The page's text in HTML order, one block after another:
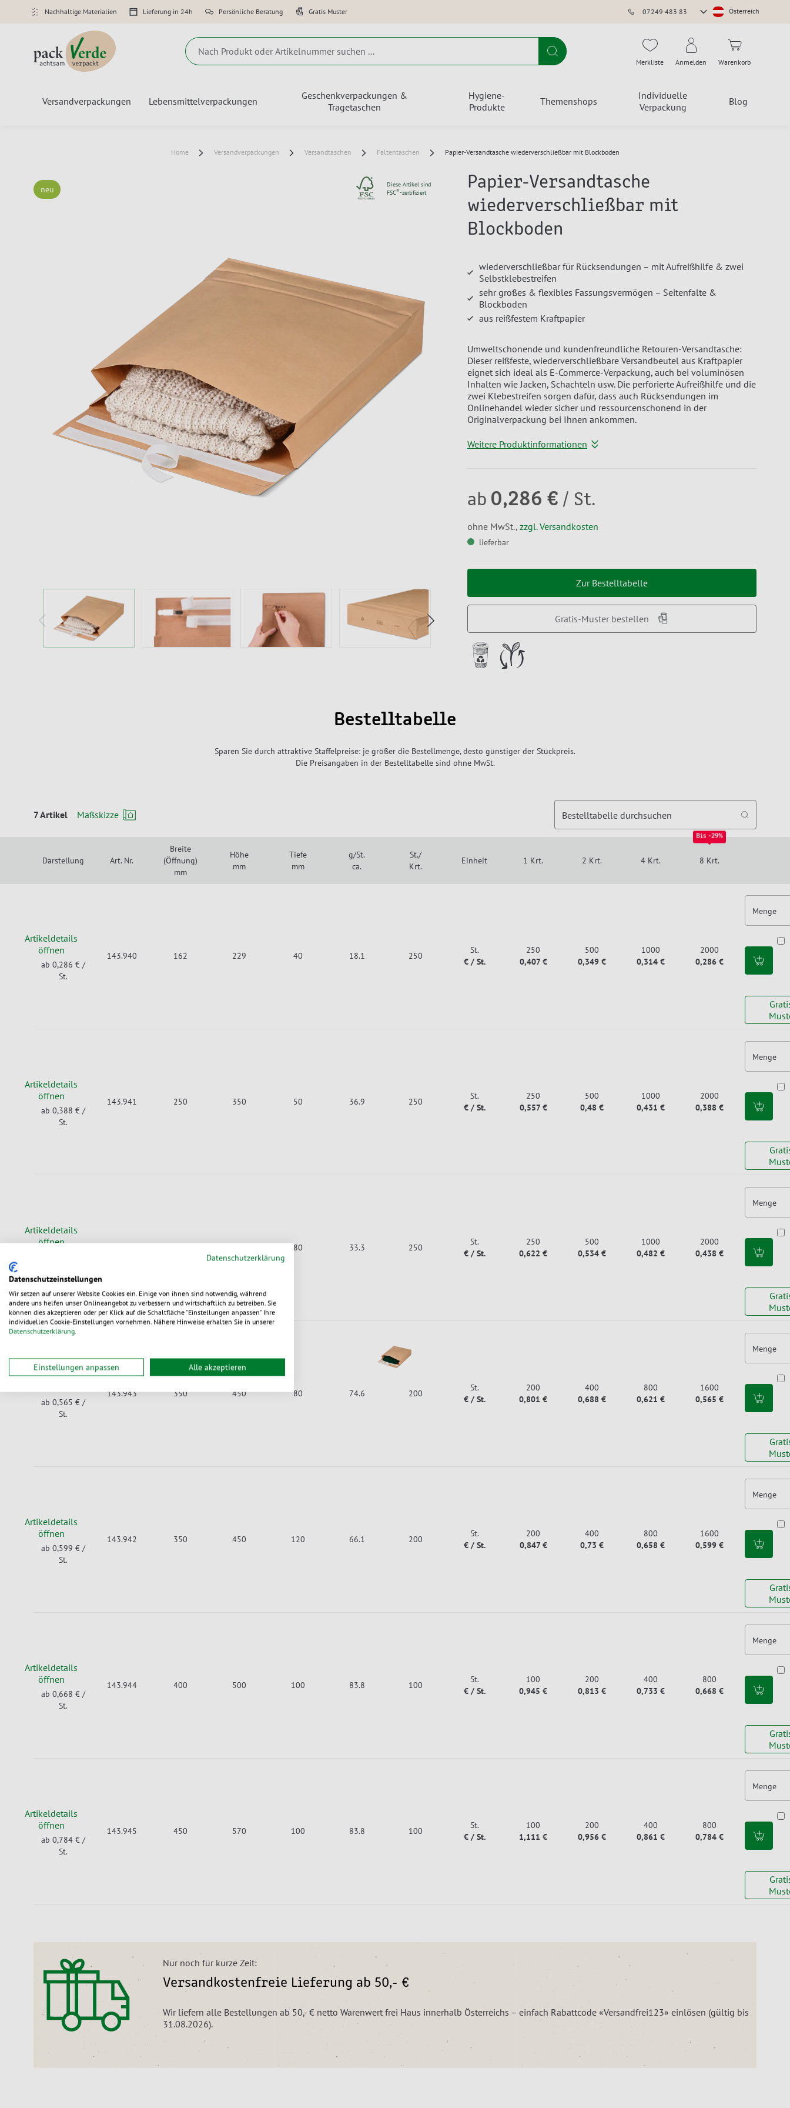
Nachhaltige Materialien Lieferung in 24h Persönliche Beratung Gratis Muster 07249 483 83
Store
Österreich
Suche Merkliste Anmelden Warenkorb
Versandverpackungen Lebensmittelverpackungen
Geschenkverpackungen &
Tragetaschen
Hygiene-
Produkte
Themenshops
Individuelle
Verpackung
Blog
Home Versandverpackungen Versandtaschen Faltentaschen Papier-Versandtasche wiederverschließbar mit Blockboden
neu
Diese Artikel sind
FSC®-zertifiziert
Papier-Versandtasche
wiederverschließbar mit
Blockboden
wiederverschließbar für Rücksendungen – mit Aufreißhilfe & zwei
Selbstklebestreifen
sehr großes & flexibles Fassungsvermögen – Seitenfalte &
Blockboden
aus reißfestem Kraftpapier
Umweltschonende und kundenfreundliche Retouren-Versandtasche:
Dieser reißfeste, wiederverschließbare Versandbeutel aus Kraftpapier
eignet sich ideal als E-Commerce-Verpackung, auch bei voluminösen
Inhalten wie Jacken, Schachteln usw. Die perforierte Aufreißhilfe und die
zwei Klebestreifen sorgen dafür, dass auch Rücksendungen im
Onlinehandel wieder sicher und ressourcenschonend in der
Originalverpackung bei Ihnen ankommen.
Weitere Produktinformationen
ab 0,286 € / St.
ohne MwSt., zzgl. Versandkosten
lieferbar
Zur Bestelltabelle
Gratis-Muster bestellen
Bestelltabelle
Sparen Sie durch attraktive Staffelpreise: je größer die Bestellmenge, desto günstiger der Stückpreis.
Die Preisangaben in der Bestelltabelle sind ohne MwSt.
7 Artikel Maßskizze Bestelltabelle durchsuchen
Darstellung Art. Nr.
Breite
(Öffnung)
mm
Höhe
mm
Tiefe
mm
g/St.
ca.
St./
Krt.
Einheit 1 Krt. 2 Krt. 4 Krt.
Bis -29%
8 Krt.
Artikeldetails
öffnen
ab 0,286 € /
St.
143.940 162 229 40 18.1 250
St.
€ / St.
250
0,407 €
500
0,349 €
1000
0,314 €
2000
0,286 €
Menge
Artikeldetails
öffnen
ab 0,388 € /
St.
143.941 250 350 50 36.9 250
St.
€ / St.
250
0,557 €
500
0,48 €
1000
0,431 €
2000
0,388 €
Menge
Artikeldetails
öffnen
80 33.3 250
St.
€ / St.
250
0,622 €
500
0,534 €
1000
0,482 €
2000
0,438 €
Menge
Artikeldetails
ab 0,565 € /
St.
143.943 350 450 80 74.6 200
St.
€ / St.
200
0,801 €
400
0,688 €
800
0,621 €
1600
0,565 €
Menge
Artikeldetails
öffnen
ab 0,599 € /
St.
143.942 350 450 120 66.1 200
St.
€ / St.
200
0,847 €
400
0,73 €
800
0,658 €
1600
0,599 €
Menge
Artikeldetails
öffnen
ab 0,668 € /
St.
143.944 400 500 100 83.8 100
St.
€ / St.
100
0,945 €
200
0,813 €
400
0,733 €
800
0,668 €
Menge
Artikeldetails
öffnen
ab 0,784 € /
St.
143.945 450 570 100 83.8 100
St.
€ / St.
100
1,111 €
200
0,956 €
400
0,861 €
800
0,784 €
Menge
Nur noch für kurze Zeit:
Versandkostenfreie Lieferung ab 50,- €
Wir liefern alle Bestellungen ab 50,- € netto Warenwert frei Haus innerhalb Österreichs – einfach Rabattcode «Versandfrei123» einlösen (gültig bis
31.08.2026).
Datenschutzerklärung
Datenschutzeinstellungen
Wir setzen auf unserer Website Cookies ein. Einige von ihnen sind notwendig, während
andere uns helfen unser Onlineangebot zu verbessern und wirtschaftlich zu betreiben. Sie
können dies akzeptieren oder per Klick auf die Schaltfläche "Einstellungen anpassen" Ihre
individuellen Cookie-Einstellungen vornehmen. Nähere Hinweise erhalten Sie in unserer
Datenschutzerklärung.
Einstellungen anpassen Alle akzeptieren